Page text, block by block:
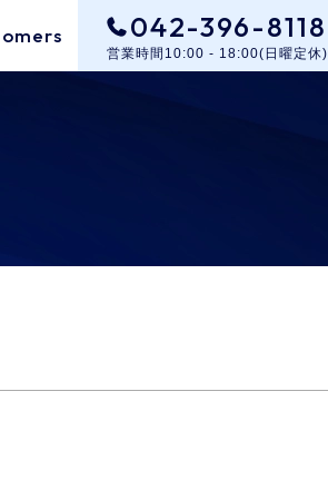
042-396-8118
営業時間10:00 - 18:00(日曜定休)